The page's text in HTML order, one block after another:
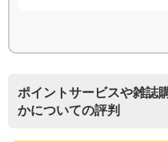
ポイントサービスや雑誌
かについての評判